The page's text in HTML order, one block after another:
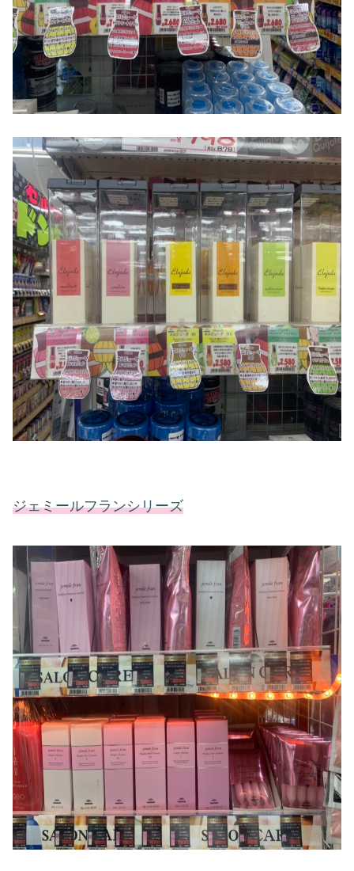
ジェミールフランシリーズ